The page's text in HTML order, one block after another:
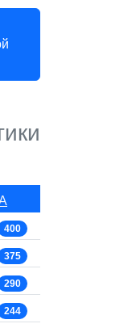
400
375
290
244